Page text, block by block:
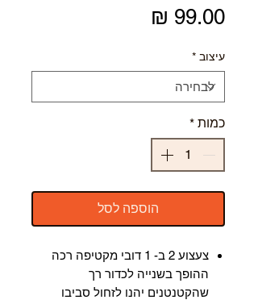
עיצוב *
כמות *
הוספה לסל
צעצוע 2 ב- 1 דובי מקטיפה רכה
ההופך בשנייה לכדור רך
שהקטנטנים יהנו לזחול סביבו